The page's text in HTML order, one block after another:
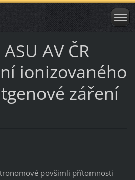
AV ČR
ionizovaného
záření
povšimli přítomnosti